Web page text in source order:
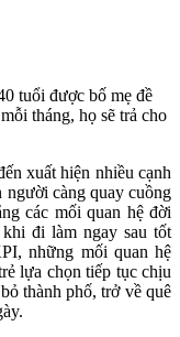
tuổi được bố mẹ đề
tháng, họ sẽ trả cho
xuất hiện nhiều cạnh
người càng quay cuồng
các mối quan hệ đời
đi làm ngay sau tốt
những mối quan hệ
lựa chọn tiếp tục chịu
thành phố, trở về quê